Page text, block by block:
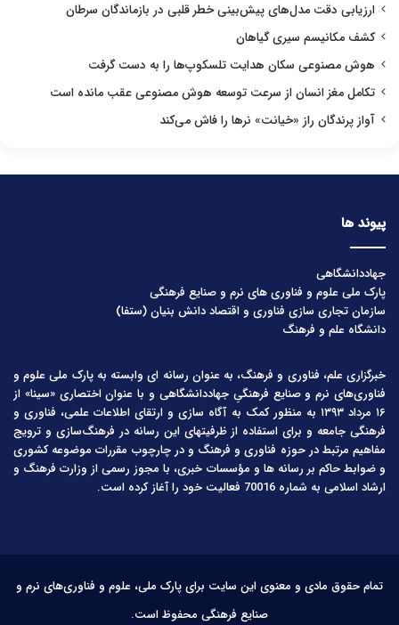
ارزیابی دقت مدل‌های پیش‌بینی خطر قلبی در بازماندگان سرطان
کشف مکانیسم سیری گیاهان
هوش مصنوعی سکان هدایت تلسکوپ‌ها را به دست گرفت
تکامل مغز انسان از سرعت توسعه هوش مصنوعی عقب مانده است
آواز پرندگان راز «خیانت» نرها را فاش می‌کند
پیوند ها
جهاددانشگاهی
پارک ملی علوم و فناوری های نرم و صنایع فرهنگی
سازمان تجاری سازی فناوری و اقتصاد دانش بنیان (ستفا)
دانشگاه علم و فرهنگ
خبرگزاری علم، فناوری و فرهنگ، به عنوان رسانه ای وابسته به پارک ملی علوم و
فناوری‌های نرم و صنایع فرهنگیِ جهاددانشگاهی و با عنوان اختصاری «سینا» از
۱۶ مرداد ۱۳۹۳ به منظور کمک به آگاه سازی و ارتقای اطلاعات علمی، فناوری و
فرهنگی جامعه و برای استفاده از ظرفیتهای این رسانه در فرهنگ‌سازی و ترویج
مفاهیم مرتبط در حوزه فناوری و فرهنگ و در چارچوب مقررات موضوعه کشوری
و ضوابط حاکم بر رسانه ها و مؤسسات خبری، با مجوز رسمی از وزارت فرهنگ و
ارشاد اسلامی به شماره 70016 فعالیت خود را آغاز کرده است.
تمام حقوق مادی و معنوی این سایت برای پارک ملی، علوم و فناوری‌های نرم و
صنایع فرهنگی محفوظ است.